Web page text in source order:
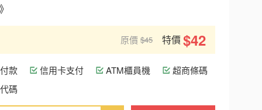
原價 $45 特價$42
款 信用卡支付 ATM櫃員機
超商條碼
碼